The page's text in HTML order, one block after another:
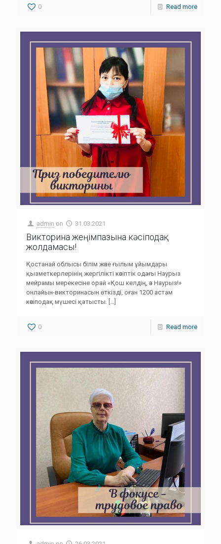
0 Read more
admin on 31.03.2021
Викторина жеңімпазына кәсіподақ
жолдамасы!
Қостанай облысы білім және ғылым ұйымдары
қызметкерлерінің жергілікті кәсіптік одағы Наурыз
мейрамы мерекесіне орай «Қош келдің, әз Наурыз!»
онлайын-викторинасын өткізді, оған 1200 астам
кәсіподақ мүшесі қатысты. […]
0 Read more